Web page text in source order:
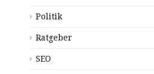
Politik
Ratgeber
SEO